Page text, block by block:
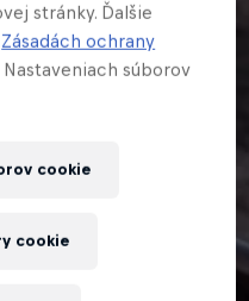
stránky. Ďalšie
Zásadách ochrany
súborov
cookie
cookie